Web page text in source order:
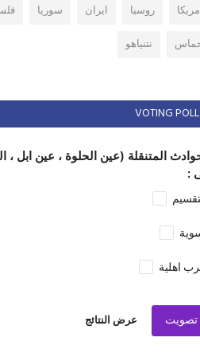
روسيا ايران سوريا
نتنياهو
VOTING POLL
المتنقلة (عين الحلوة ، عين ابل ،
:
اهلية
تصويت عرض النتائج